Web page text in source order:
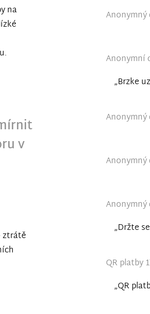
na
v
ztrátě
Anonymný
Anonymní
„Brzke
Anonymný
Anonymný
Anonymný
„Držte
QR platby
„QR